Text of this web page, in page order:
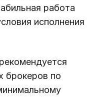
работа
исполнения
брокеров по